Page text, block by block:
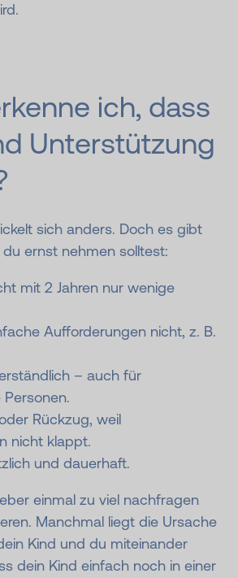
ich, dass
Unterstützung
sich anders. Doch es gibt
du ernst nehmen solltest:
mit 2 Jahren nur wenige
Aufforderungen nicht, z. B.
– auch für
Rückzug, weil
nicht klappt.
und dauerhaft.
einmal zu viel nachfragen
Manchmal liegt die Ursache
Kind und du miteinander
dein Kind einfach noch in einer